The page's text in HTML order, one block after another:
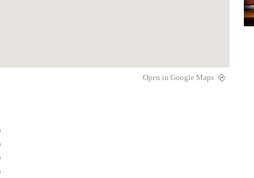
Open in Google Maps